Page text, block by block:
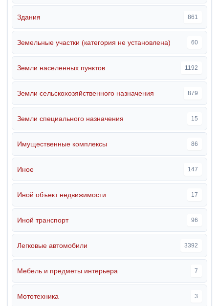
Здания 861
Земельные участки (категория не установлена) 60
Земли населенных пунктов 1192
Земли сельскохозяйственного назначения 879
Земли специального назначения 15
Имущественные комплексы 86
Иное 147
Иной объект недвижимости 17
Иной транспорт 96
Легковые автомобили 3392
Мебель и предметы интерьера 7
Мототехника 3